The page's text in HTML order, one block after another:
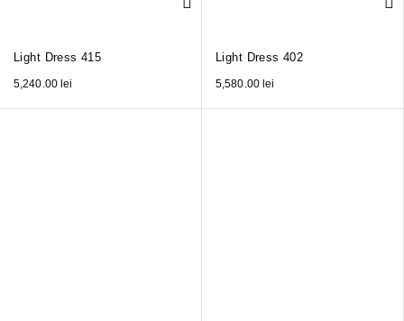
Light Dress 415
5,240.00 lei
Light Dress 402
5,580.00 lei